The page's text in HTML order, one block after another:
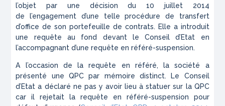
l’objet par une décision du 10 juillet 2014
de l’engagement d’une telle procédure de transfert
d’office de son portefeuille de contrats. Elle a introduit
une requête au fond devant le Conseil d’Etat en
l’accompagnant d’une requête en référé-suspension.
A l’occasion de la requête en référé, la société a
présenté une QPC par mémoire distinct. Le Conseil
d’Etat a déclaré ne pas y avoir lieu à statuer sur la QPC
car il rejetait la requête en référé-suspension pour